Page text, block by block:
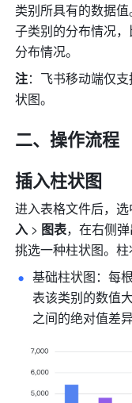
类别所具有的数据
子类别的分布情况
分布情况。
注：飞书移动端仅
状图。
二、操作流程
插入柱状图
进入表格文件后，
入 > 图表，在右侧
挑选一种柱状图。柱
基础柱状图：每
表该类别的数值
之间的绝对值差异